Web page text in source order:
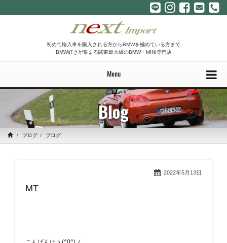
初めて輸入車を購入される方からBMWを極めている方まで
BMW好きが集まる関東最大級のBMW・MINI専門店
Menu
Blog
ブログ ブログ
2022年5月13日
MT